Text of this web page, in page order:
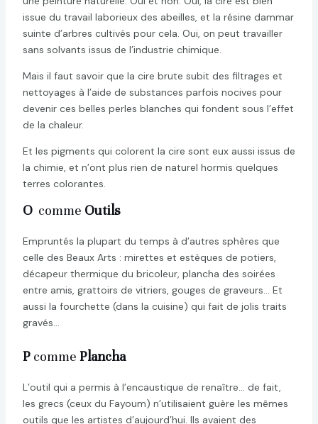
issue du travail laborieux des abeilles, et la résine dammar
suinte d’arbres cultivés pour cela. Oui, on peut travailler
sans solvants issus de l’industrie chimique.
Mais il faut savoir que la cire brute subit des filtrages et
nettoyages à l’aide de substances parfois nocives pour
devenir ces belles perles blanches qui fondent sous l’effet
de la chaleur.
Et les pigments qui colorent la cire sont eux aussi issus de
la chimie, et n’ont plus rien de naturel hormis quelques
terres colorantes.
Ocomme Outils
Empruntés la plupart du temps à d’autres sphères que
celle des Beaux Arts : mirettes et estèques de potiers,
décapeur thermique du bricoleur, plancha des soirées
entre amis, grattoirs de vitriers, gouges de graveurs… Et
aussi la fourchette (dans la cuisine) qui fait de jolis traits
gravés…
P comme Plancha
L’outil qui a permis à l’encaustique de renaître… de fait,
les grecs (ceux du Fayoum) n’utilisaient guère les mêmes
outils que les artistes d’aujourd’hui. Ils avaient des